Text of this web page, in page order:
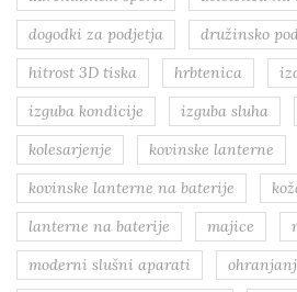
dogodki za podjetja
družinsko
hitrost 3D tiska
hrbtenica
izguba kondicije
izguba sluha
kolesarjenje
kovinske lanterne
kovinske lanterne na baterije
lanterne na baterije
majice
moderni slušni aparati